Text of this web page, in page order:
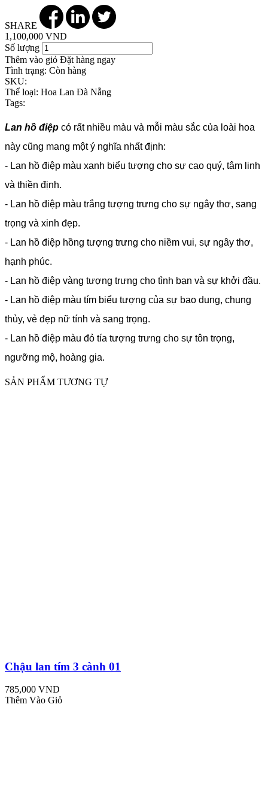
SHARE
1,100,000 VND
Số lượng
Thêm vào giỏ Đặt hàng ngay
Tình trạng: Còn hàng
SKU:
Thể loại: Hoa Lan Đà Nẵng
Tags:
Lan hồ điệp có rất nhiều màu và mỗi màu sắc của loài hoa
này cũng mang một ý nghĩa nhất định:
- Lan hồ điệp màu xanh biểu tượng cho sự cao quý, tâm linh
và thiền định.
- Lan hồ điệp màu trắng tượng trưng cho sự ngây thơ, sang
trọng và xinh đẹp.
- Lan hồ điệp hồng tượng trưng cho niềm vui, sự ngây thơ,
hạnh phúc.
- Lan hồ điệp vàng tượng trưng cho tình bạn và sự khởi đầu.
- Lan hồ điệp màu tím biểu tượng của sự bao dung, chung
thủy, vẻ đẹp nữ tính và sang trọng.
- Lan hồ điệp màu đỏ tía tượng trưng cho sự tôn trọng,
ngưỡng mộ, hoàng gia.
SẢN PHẨM TƯƠNG TỰ
Chậu lan tím 3 cành 01
785,000 VND
Thêm Vào Giỏ